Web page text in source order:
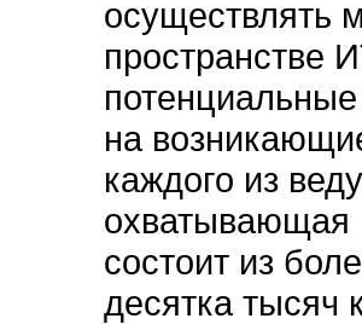
осуществлять
пространстве
на
каждого из
охватывающая
состоит из
десятка тысяч